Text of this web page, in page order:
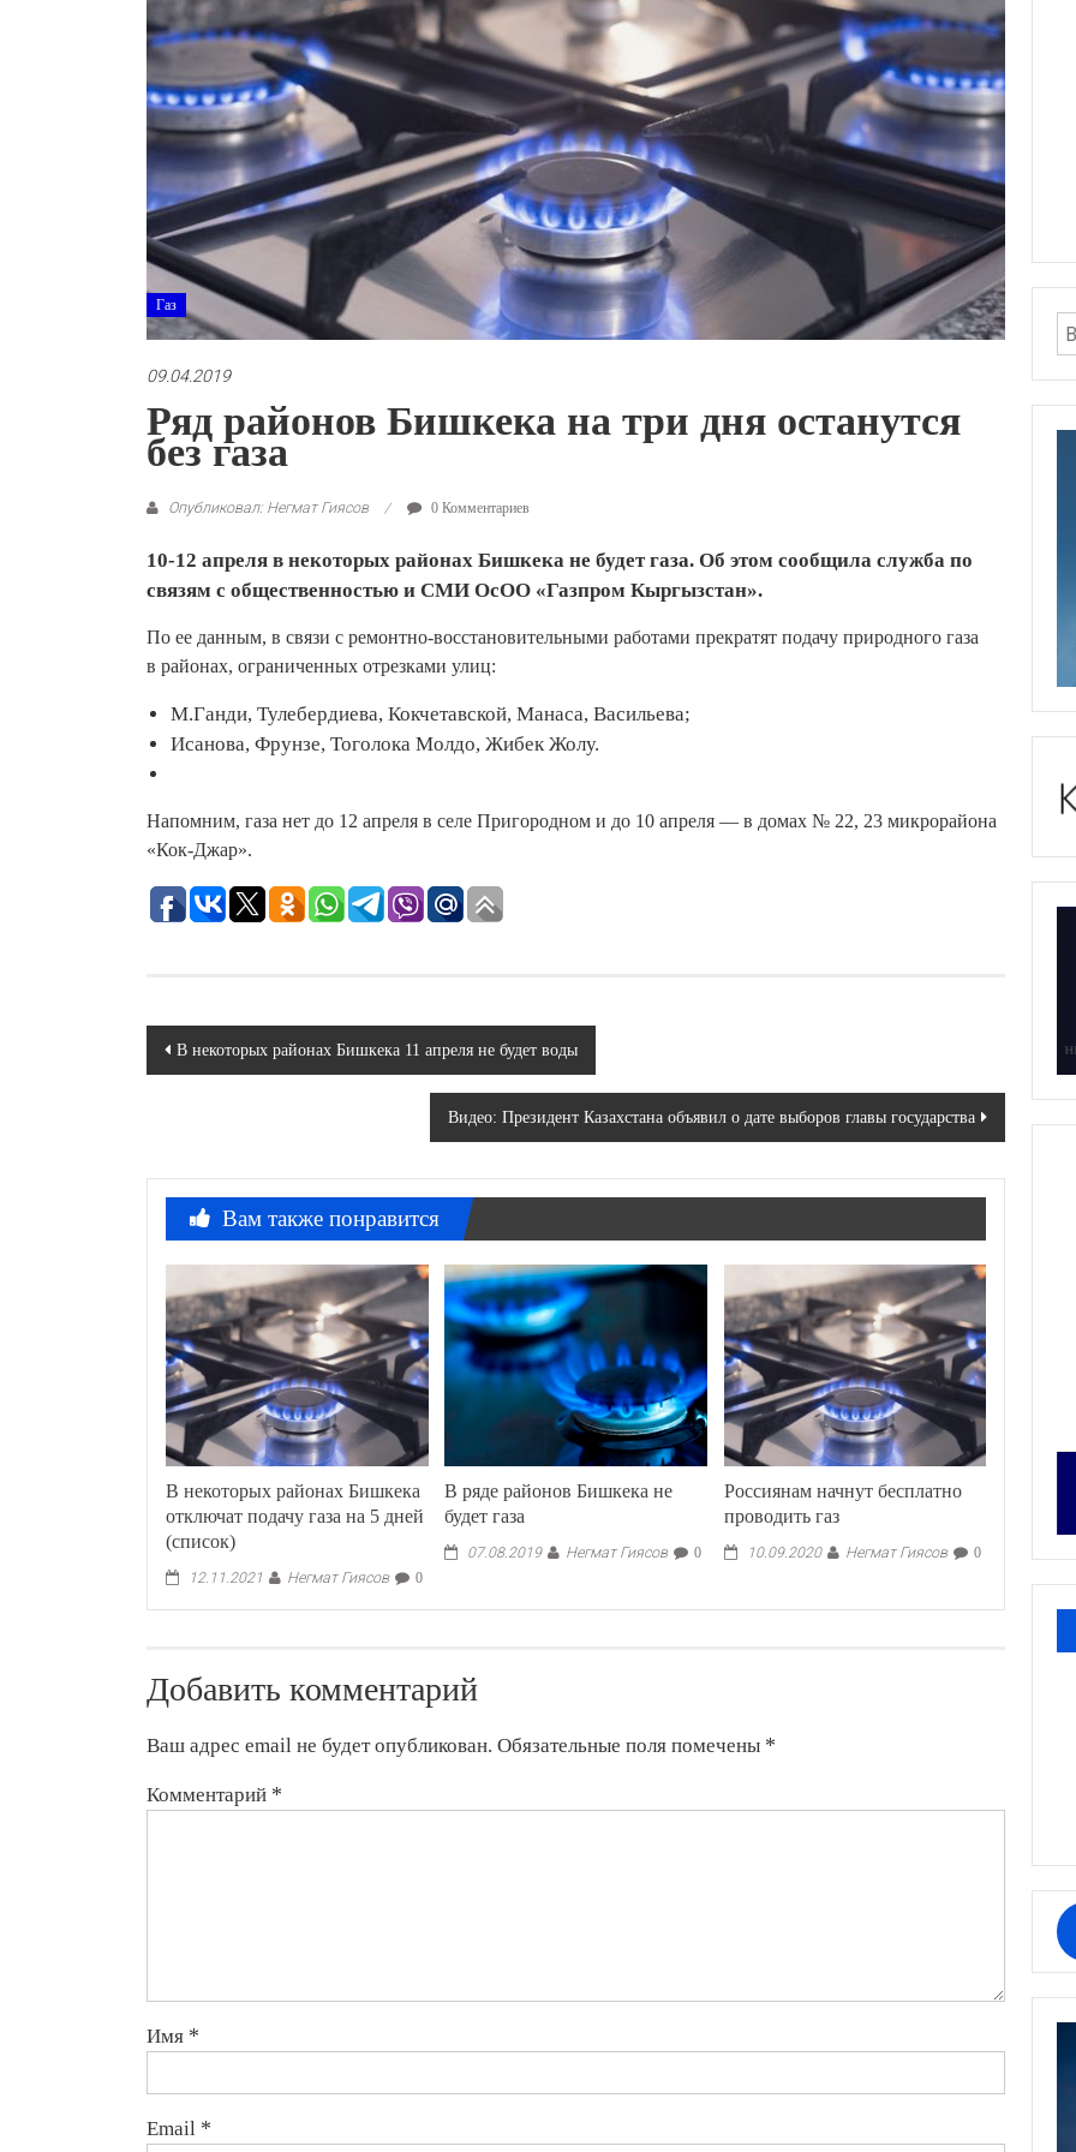
Газ
09.04.2019
Ряд районов Бишкека на три дня останутся
без газа
Опубликовал: Негмат Гиясов 0 Комментариев
10-12 апреля в некоторых районах Бишкека не будет газа. Об этом сообщила служба по
связям с общественностью и СМИ ОсОО «Газпром Кыргызстан».
По ее данным, в связи с ремонтно-восстановительными работами прекратят подачу природного газа
в районах, ограниченных отрезками улиц:
М.Ганди, Тулебердиева, Кокчетавской, Манаса, Васильева;
Исанова, Фрунзе, Тоголока Молдо, Жибек Жолу.
Напомним, газа нет до 12 апреля в селе Пригородном и до 10 апреля — в домах № 22, 23 микрорайона
«Кок-Джар».
Навигация
В некоторых районах Бишкека 11 апреля не будет воды
Видео: Президент Казахстана объявил о дате выборов главы государства
Вам также понравится
В некоторых районах Бишкека
отключат подачу газа на 5 дней
(список)
12.11.2021 Негмат Гиясов 0
В ряде районов Бишкека не
будет газа
07.08.2019 Негмат Гиясов 0
Россиянам начнут бесплатно
проводить газ
10.09.2020 Негмат Гиясов 0
Добавить комментарий
Ваш адрес email не будет опубликован. Обязательные поля помечены *
Комментарий *
Имя *
Email *